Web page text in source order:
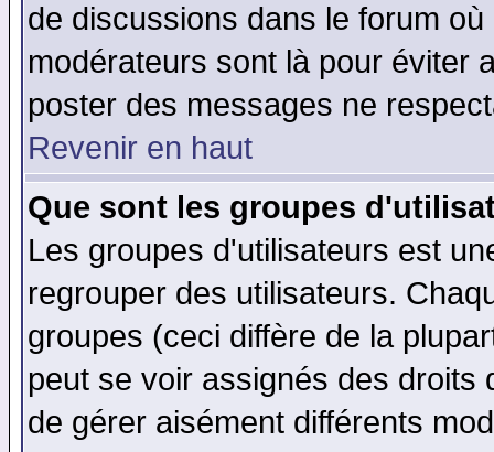
de discussions dans le forum
modérateurs sont là pour éviter
poster des messages ne
Revenir en haut
Que sont les groupes
Les groupes d'utilisateurs est
regrouper des utilisateurs.
groupes (ceci diffère de la
peut se voir assignés des
de gérer aisément différents